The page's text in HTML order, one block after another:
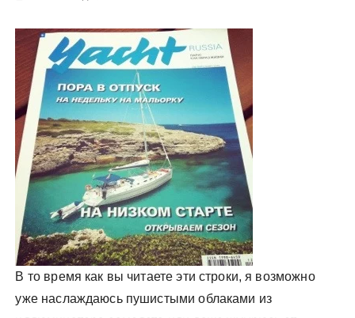
В то время как вы читаете эти строки, я возможно
уже наслаждаюсь пушистыми облаками из